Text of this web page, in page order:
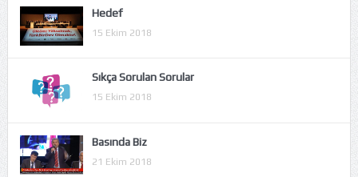
Hedef
15 Ekim 2018
Sıkça Sorulan Sorular
15 Ekim 2018
Basında Biz
21 Ekim 2018